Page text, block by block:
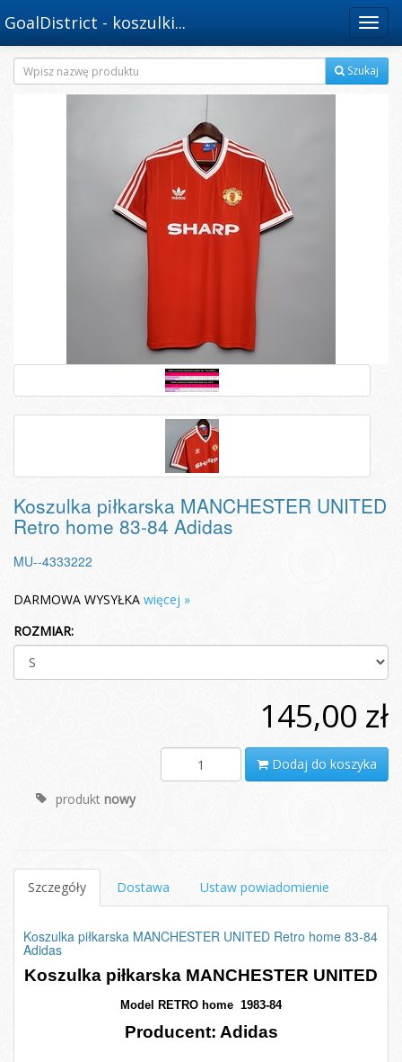
Menu
GoalDistrict - koszulki...
Szukaj
Koszulka piłkarska MANCHESTER UNITED
Retro home 83-84 Adidas
MU--4333222
DARMOWA WYSYŁKA więcej »
ROZMIAR:
145,00 zł
Dodaj do koszyka
produkt nowy
Szczegóły Dostawa Ustaw powiadomienie
Koszulka piłkarska MANCHESTER UNITED Retro home 83-84
Adidas
Koszulka piłkarska MANCHESTER UNITED
Model RETRO home 1983-84
Producent: Adidas